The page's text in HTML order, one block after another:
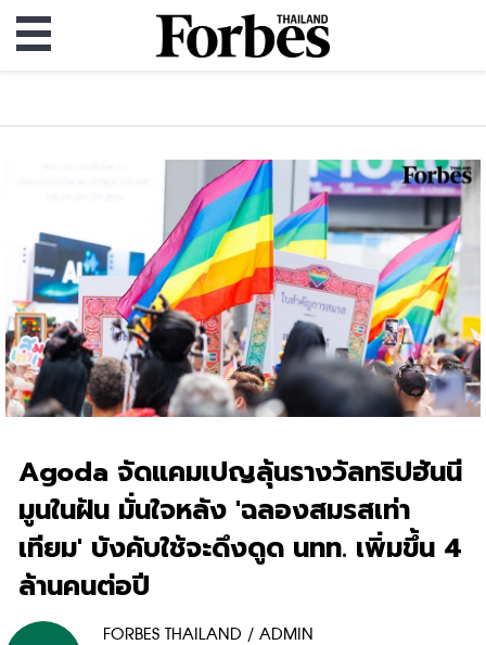
Agoda จัดแคมเปญลุ้นรางวัลทริปฮันนี
มูนในฝัน มั่นใจหลัง 'ฉลองสมรสเท่า
เทียม' บังคับใช้จะดึงดูด นทท. เพิ่มขึ้น 4
ล้านคนต่อปี
FORBES THAILAND / ADMIN